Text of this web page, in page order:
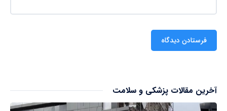
آخرین مقالات پزشکی و سلامت